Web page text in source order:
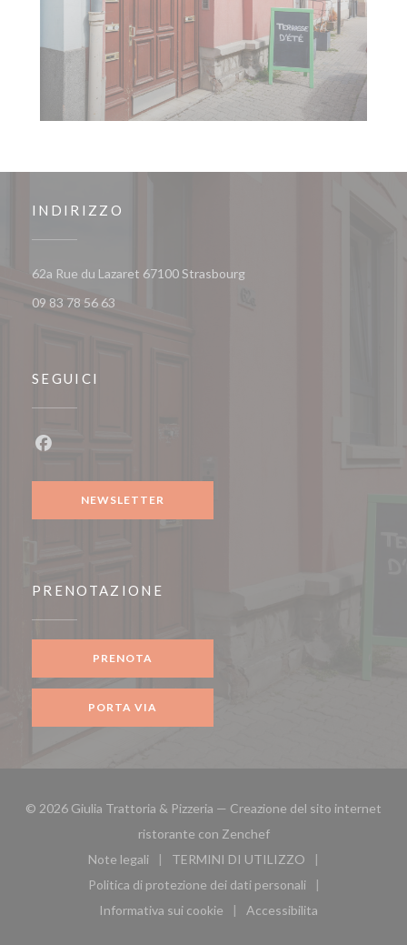
INDIRIZZO
62a Rue du Lazaret 67100 Strasbourg((apre una nuova finestra))
09 83 78 56 63
SEGUICI
NEWSLETTER
PRENOTAZIONE
PRENOTA
PORTA VIA
© 2026 Giulia Trattoria & Pizzeria — Creazione del sito internet
ristorante con Zenchef((apre una nuova
Note legali
((apre una nuova finestra))
TERMINI DI UTILIZZO
((apre una nuova finestra))
Politica di protezione dei dati personali
((apre una nuova finestra))
Informativa sui cookie
((apre una nuova finestra))
Accessibilita